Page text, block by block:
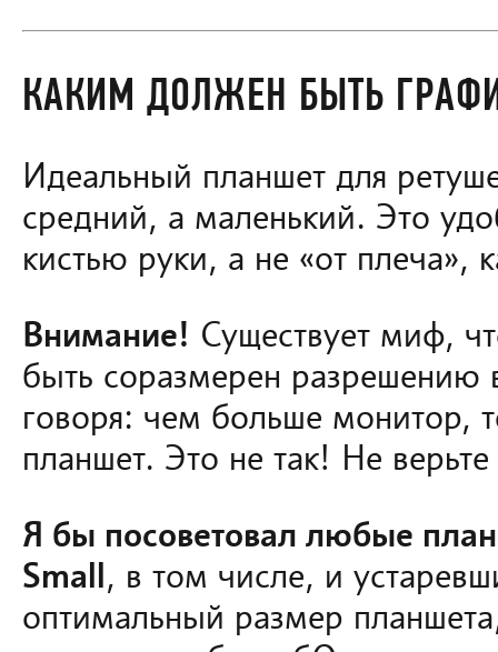
КАКИМ ДОЛЖЕН БЫТЬ
Идеальный планшет для
средний, а маленький. Это
кистью руки, а не «от плеча»,
Внимание! Существует миф,
быть соразмерен
говоря: чем больше монитор,
планшет. Это не так! Не
Я бы посоветовал любые
Small , в том числе, и
оптимальный размер